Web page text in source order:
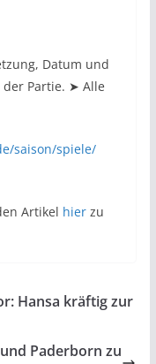
Datum und
der Partie. ➤ Alle
saison/spiele/
Artikel hierzu
Hansa kräftig zur
Paderborn zu